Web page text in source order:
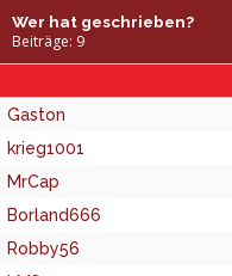
Wer hat geschrieben?
Beiträge: 9
Gaston
krieg1001
MrCap
Borland666
Robby56